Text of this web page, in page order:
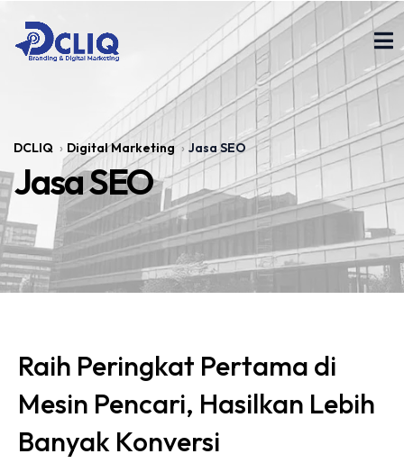
DCLIQ Digital Marketing Jasa SEO
Jasa SEO
Raih Peringkat Pertama di
Mesin Pencari, Hasilkan Lebih
Banyak Konversi